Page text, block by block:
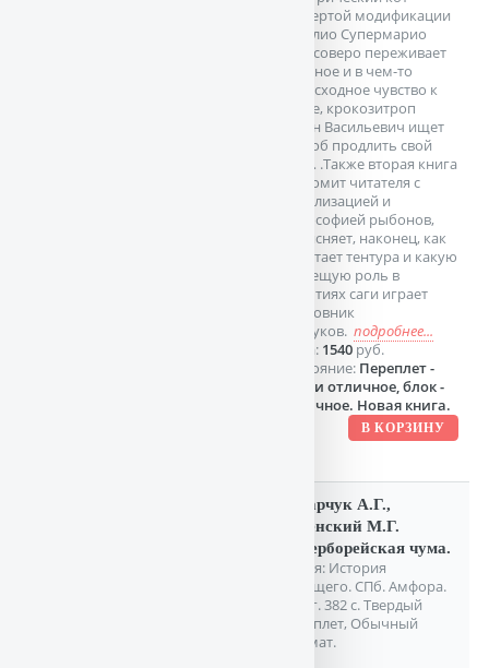
четвертой модификации
Базилио Супермарио
Кроссоверо переживает
сложное и в чем-то
безысходное чувство к
Алисе, крокозитроп
Розан Васильевич ищет
способ продлить свой
род… .Также вторая книга
знакомит читателя с
цивилизацией и
философией рыбонов,
объясняет, наконец, как
работает тентура и какую
зловещую роль в
событиях саги играет
полковник
Барсуков. подробнее...
Цена: 1540руб.
Состояние: Переплет -
почти отличное, блок -
отличное. Новая книга.
Лазарчук А.Г.,
Успенский М.Г.
Гиперборейская чума.
Серия: История
будущего. СПб. Амфора.
2006г. 382 с. Твердый
переплет, Обычный
формат.